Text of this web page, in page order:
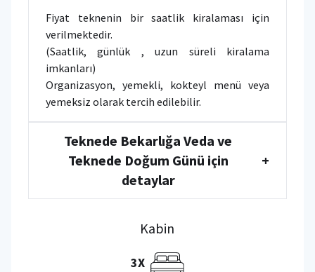
Fiyat teknenin bir saatlik kiralaması için
verilmektedir.
(Saatlik, günlük , uzun süreli kiralama
imkanları)
Organizasyon, yemekli, kokteyl menü veya
yemeksiz olarak tercih edilebilir.
Teknede Bekarlığa Veda ve
Teknede Doğum Günü için
detaylar
+
Kabin
3X